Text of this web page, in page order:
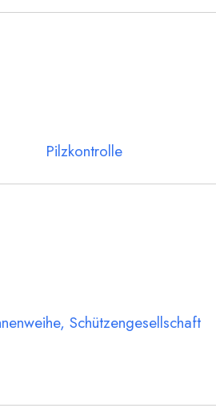
Pilzkontrolle
Schützengesellschaft